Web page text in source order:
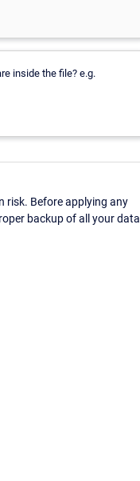
inside the file? e.g.
risk. Before applying any
backup of all your data